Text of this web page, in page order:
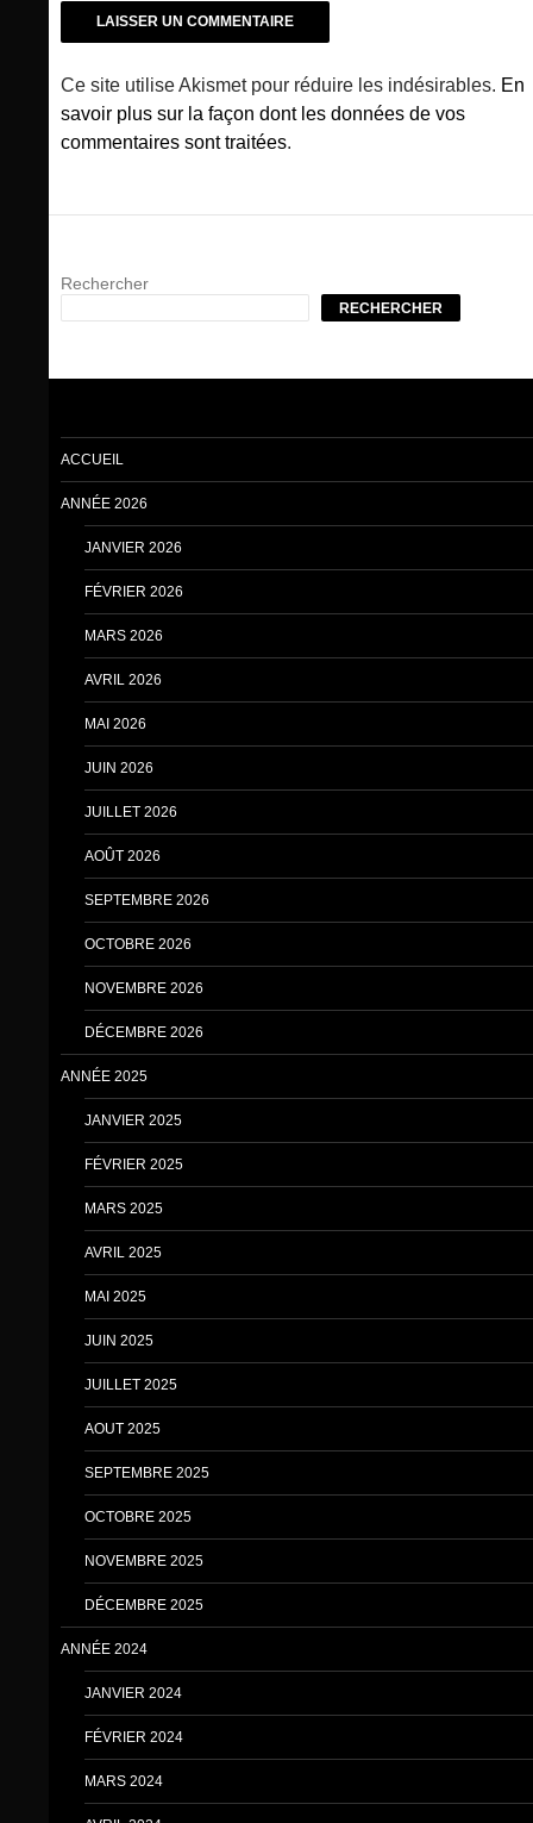
Ce site utilise Akismet pour réduire les indésirables. En
savoir plus sur la façon dont les données de vos
commentaires sont traitées.
Rechercher
RECHERCHER
ACCUEIL
ANNÉE 2026
JANVIER 2026
FÉVRIER 2026
MARS 2026
AVRIL 2026
MAI 2026
JUIN 2026
JUILLET 2026
AOÛT 2026
SEPTEMBRE 2026
OCTOBRE 2026
NOVEMBRE 2026
DÉCEMBRE 2026
ANNÉE 2025
JANVIER 2025
FÉVRIER 2025
MARS 2025
AVRIL 2025
MAI 2025
JUIN 2025
JUILLET 2025
AOUT 2025
SEPTEMBRE 2025
OCTOBRE 2025
NOVEMBRE 2025
DÉCEMBRE 2025
ANNÉE 2024
JANVIER 2024
FÉVRIER 2024
MARS 2024